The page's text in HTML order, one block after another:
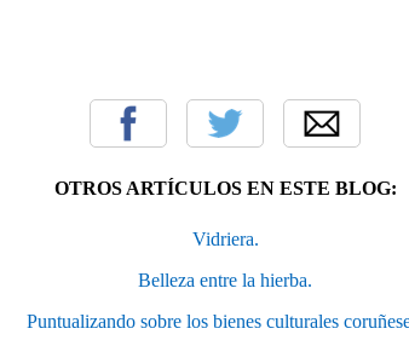
OTROS ARTÍCULOS EN ESTE BLOG:
Vidriera.
Belleza entre la hierba.
Puntualizando sobre los bienes culturales